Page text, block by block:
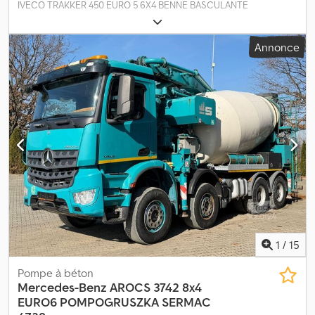
IVECO TRAKKER 450 EURO 5 6X4 BENNE BASCULANTE
TRIPLATÉRALE Chodozic Tvepfx Ah Roa 400 000 km
Annonce
1 / 15
Pompe à béton
Mercedes-Benz AROCS 3742 8x4
EURO6 POMPOGRUSZKA SERMAC